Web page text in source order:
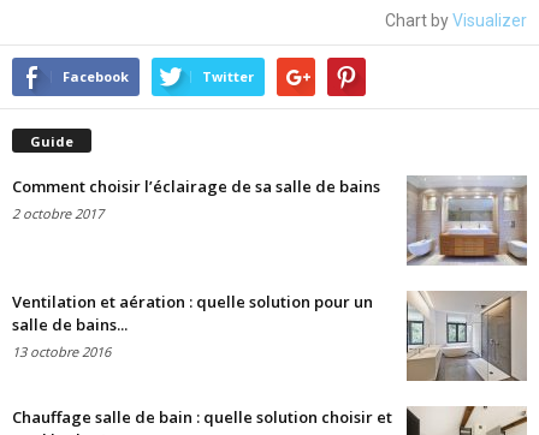
Chart byVisualizer
Facebook Twitter
Guide
Comment choisir l’éclairage de sa salle de bains
2 octobre 2017
Ventilation et aération : quelle solution pour un
salle de bains...
13 octobre 2016
Chauffage salle de bain : quelle solution choisir et